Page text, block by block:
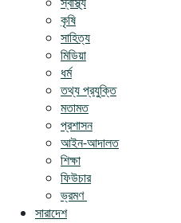
কৃষি
সাহিত্য
মিডিয়া
ধর্ম
তথ্য প্রযুক্তি
মতামত
প্রশাসন
আইন-আদালত
শিক্ষা
ফিউচার
ভ্রমণ
সারাদেশ